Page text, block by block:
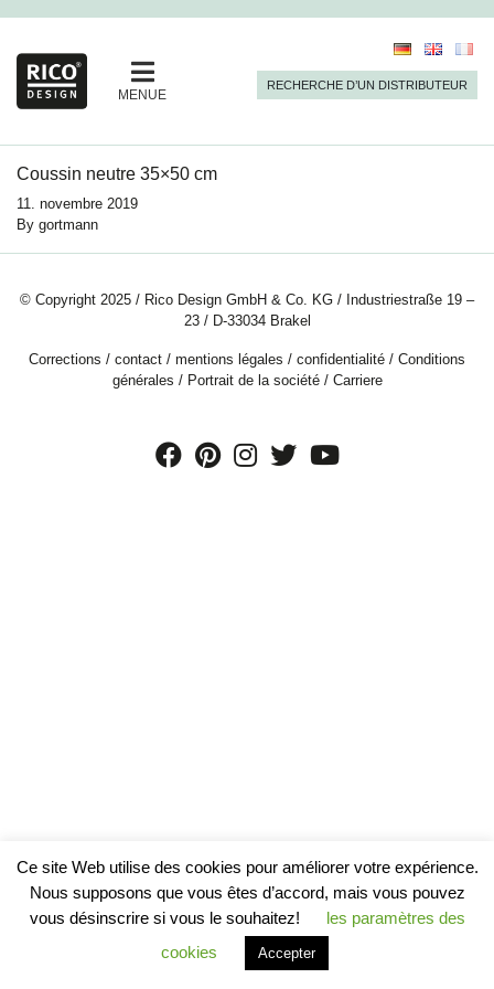
MENUE
RECHERCHE D’UN DISTRIBUTEUR
Coussin neutre 35×50 cm
11. novembre 2019
By gortmann
© Copyright 2025 / Rico Design GmbH & Co. KG / Industriestraße 19 –
23 / D-33034 Brakel
Corrections / contact / mentions légales / confidentialité / Conditions
générales / Portrait de la société/ Carriere
Ce site Web utilise des cookies pour améliorer votre expérience.
Nous supposons que vous êtes d’accord, mais vous pouvez
vous désinscrire si vous le souhaitez!
les paramètres des
cookies
Accepter